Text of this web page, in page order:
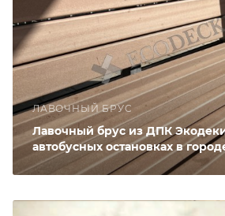
ЛАВОЧНЫЙ БРУС
Лавочный брус из ДПК
автобусных остановках в